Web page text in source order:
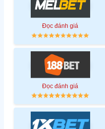
Đọc đánh giá
Đọc đánh giá